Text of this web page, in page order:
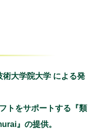
術大学院大学 による発
トをサポートする『類
』の提供。